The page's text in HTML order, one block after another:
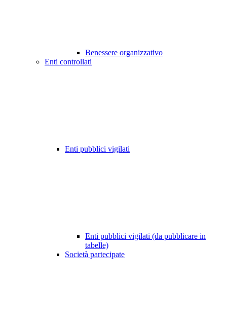
Benessere organizzativo
Enti controllati
Enti pubblici vigilati
Enti pubblici vigilati (da pubblicare in
tabelle)
Società partecipate